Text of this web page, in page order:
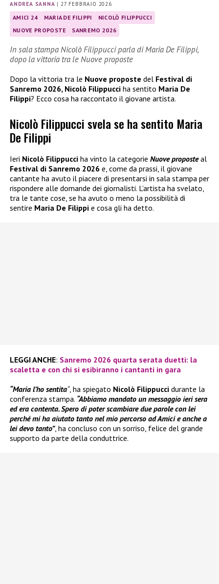
ANDREA SANNA | 27 FEBBRAIO 2026
AMICI 24 MARIA DE FILIPPI
NICOLÒ FILIPPUCCI
NUOVE PROPOSTE
SANREMO 2026
In sala stampa Nicolò Filippucci parla di Maria De Filippi,
dopo la vittoria tra le Nuove proposte
Dopo la vittoria tra le Nuove proposte del Festival di
Sanremo 2026, Nicolò Filippucci ha sentito Maria De
Filippi? Ecco cosa ha raccontato il giovane artista.
Nicolò Filippucci svela se ha sentito Maria
De Filippi
Ieri Nicolò Filippucci ha vinto la categorie Nuove proposteal
Festival di Sanremo 2026 e, come da prassi, il giovane
cantante ha avuto il piacere di presentarsi in sala stampa per
rispondere alle domande dei giornalisti. L’artista ha svelato,
tra le tante cose, se ha avuto o meno la possibilità di
sentire Maria De Filippi e cosa gli ha detto.
LEGGI ANCHE: Sanremo 2026 quarta serata duetti: la
scaletta e con chi si esibiranno i cantanti in gara
“Maria l’ho sentita“, ha spiegato Nicolò Filippucci durante la
conferenza stampa. “Abbiamo mandato un messaggio ieri sera
ed era contenta. Spero di poter scambiare due parole con lei
perché mi ha aiutato tanto nel mio percorso ad Amici e anche a
lei devo tanto”, ha concluso con un sorriso, felice del grande
supporto da parte della conduttrice.